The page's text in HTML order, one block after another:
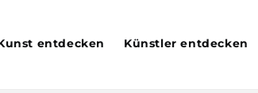
entdecken Künstler entdecken